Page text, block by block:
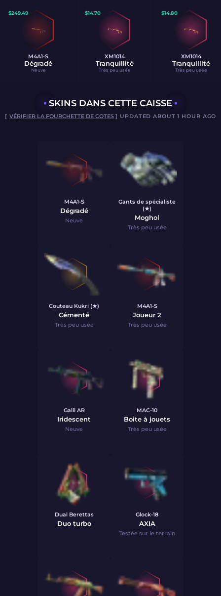
$249.49
M4A1-S
Dégradé
Neuve
$14.70
XM1014
Tranquillité
Très peu usée
$14.80
XM1014
Tranquillité
Très peu usée
SKINS DANS CETTE CAISSE
[ VÉRIFIER LA FOURCHETTE DE COTES] UPDATED ABOUT 1 HOUR AGO
M4A1-S
Dégradé
Neuve
Gants de spécialiste
(★)
Moghol
Très peu usée
Couteau Kukri (★)
Cémenté
Très peu usée
M4A1-S
Joueur 2
Très peu usée
Galil AR
Iridescent
Neuve
MAC-10
Boite à jouets
Très peu usée
Dual Berettas
Duo turbo
Glock-18
AXIA
Testée sur le terrain